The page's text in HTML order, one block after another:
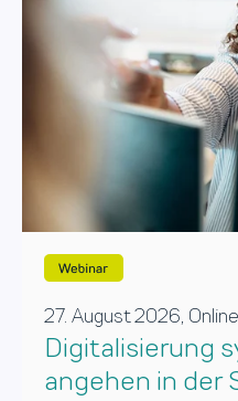
27. August 2026, Online
Digitalisierung
angehen in der